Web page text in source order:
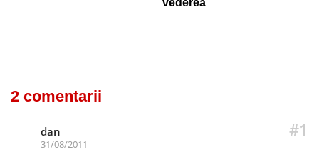
vederea
2 comentarii
#1
dan
31/08/2011